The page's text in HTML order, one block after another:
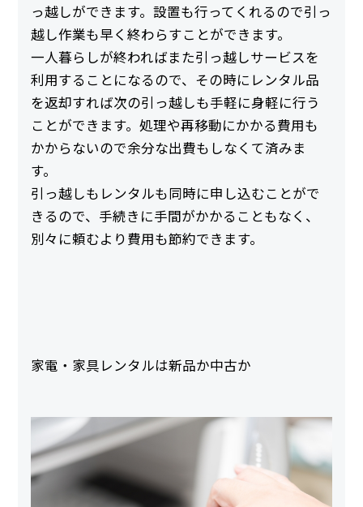
っ越しができます。設置も行ってくれるので引っ
越し作業も早く終わらすことができます。
一人暮らしが終わればまた引っ越しサービスを
利用することになるので、その時にレンタル品
を返却すれば次の引っ越しも手軽に身軽に行う
ことができます。処理や再移動にかかる費用も
かからないので余分な出費もしなくて済みま
す。
引っ越しもレンタルも同時に申し込むことがで
きるので、手続きに手間がかかることもなく、
別々に頼むより費用も節約できます。
家電・家具レンタルは新品か中古か